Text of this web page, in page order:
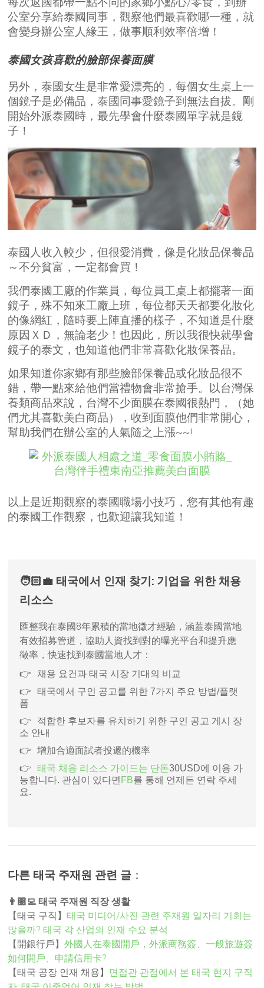
公室分享給泰國同事，觀察他們最喜歡哪一種，就
會變身辦公室人緣王，做事順利效率倍增！
泰國女孩喜歡的臉部保養面膜
另外，泰國女生是非常愛漂亮的，每個女生桌上一
個鏡子是必備品，泰國同事愛鏡子到無法自拔。剛
開始外派泰國時，最先學會什麼泰國單字就是鏡
子！
泰國人收入較少，但很愛消費，像是化妝品保養品
～不分貧富，一定都會買！
我們泰國工廠的作業員，每位員工桌上都擺著一面
鏡子，殊不知來工廠上班，每位都天天都要化妝化
的像網紅，隨時要上陣直播的樣子，不知道是什麼
原因ＸＤ，無論老少！也因此，所以我很快就學會
鏡子的泰文，也知道他們非常喜歡化妝保養品。
如果知道你家鄉有那些臉部保養品或化妝品很不
錯，帶一點來給他們當禮物會非常搶手。以台灣保
養類商品來說，台灣不少面膜在泰國很熱門，（她
們尤其喜歡美白商品），收到面膜他們非常開心，
幫助我們在辦公室的人氣隨之上漲~~!
以上是近期觀察的泰國職場小技巧，您有其他有趣
的泰國工作觀察，也歡迎讓我知道！
🧑🏻‍💼 태국에서 인재 찾기: 기업을 위한 채용
리소스
匯整我在泰國8年累積的當地徵才經驗，涵蓋泰國當地
有效招募管道，協助人資找到對的曝光平台和提升應
徵率，快速找到泰國當地人才：
채용 요건과 태국 시장 기대의 비교
태국에서 구인 공고를 위한 7가지 주요 방법/플랫
폼
적합한 후보자를 유치하기 위한 구인 공고 게시 장
소 안내
增加合適面試者投遞的機率
태국 채용 리소스 가이드는 단돈30USD에 이용 가
능합니다. 관심이 있다면 FB를 통해 언제든 연락 주세
요.
다른 태국 주재원 관련 글 ：
👨🏽‍💻 태국 주재원 직장 생활
【태국 구직】태국 미디어/사진 관련 주재원 일자리 기회는
많을까? 태국 각 산업의 인재 수요 분석
【開銀行戶】外國人在泰國開戶，外派商務簽、一般旅遊簽
如何開戶、申請信用卡?
【태국 공장 인재 채용】 면접관 관점에서 본 태국 현지 구직